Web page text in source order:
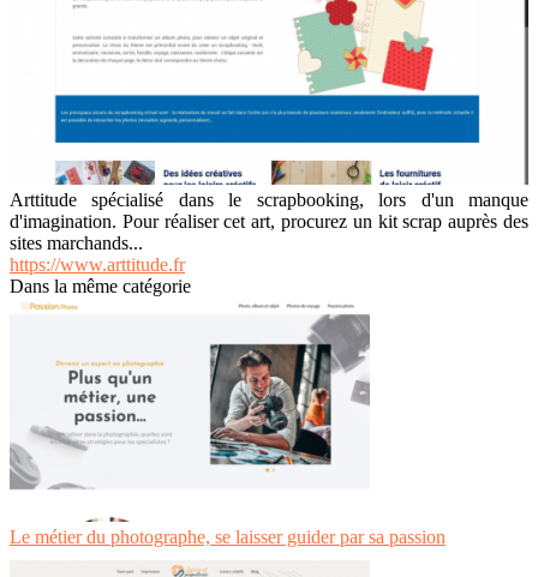
Arttitude spécialisé dans le scrapbooking, lors d'un manque
d'imagination. Pour réaliser cet art, procurez un kit scrap auprès des
sites marchands...
https://www.arttitude.fr
Dans la même catégorie
Le métier du photographe, se laisser guider par sa passion